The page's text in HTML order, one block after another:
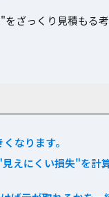
ざっくり見積もる
なります。
えにくい損失"を計